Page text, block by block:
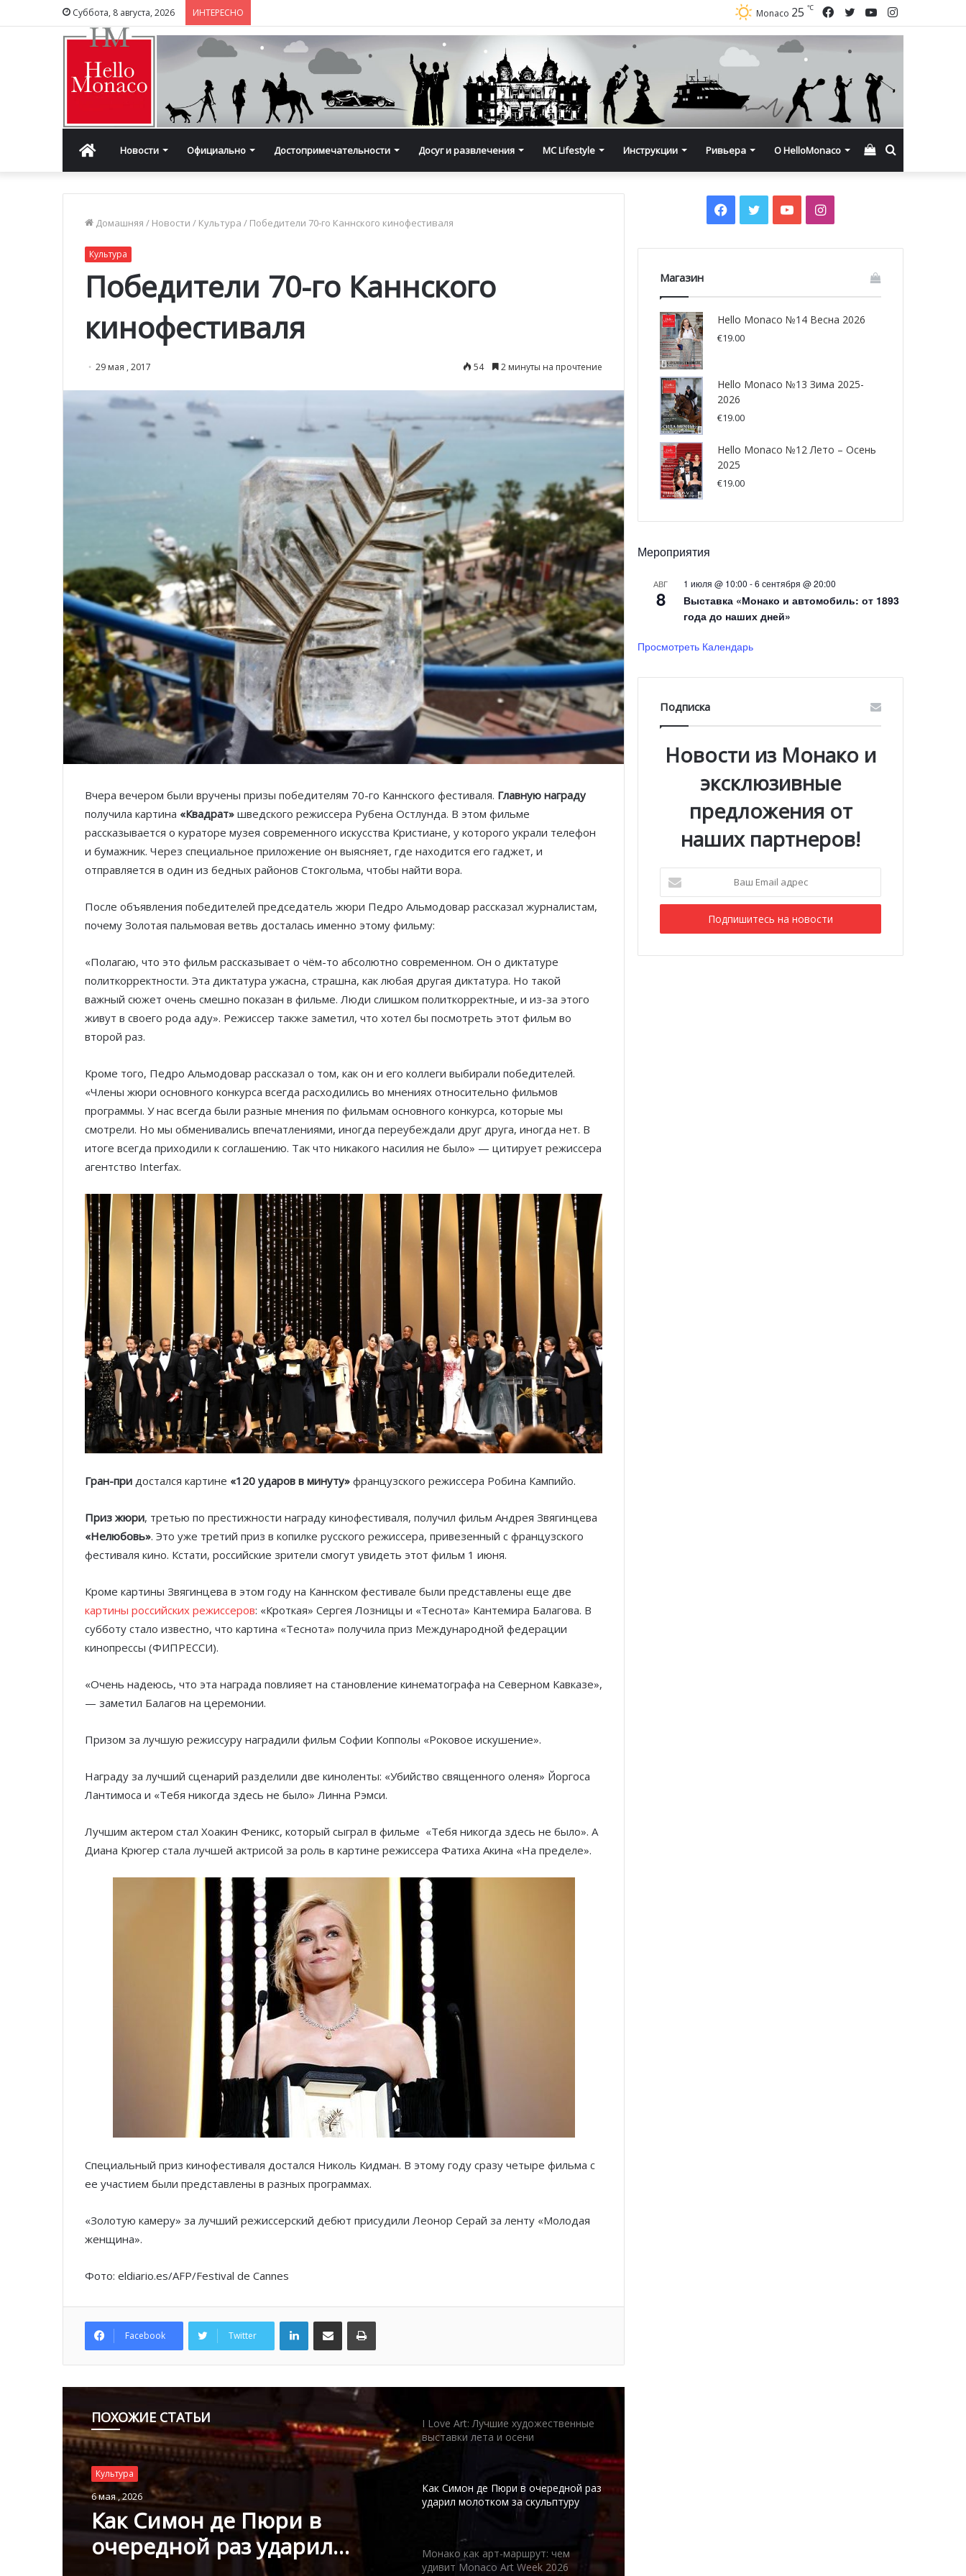
Суббота, 8 августа, 2026 ИНТЕРЕСНО Instagram
YouTube
Twitter
Facebook
Monaco 25 ℃
ГлавнаяНовости Официально Достопримечательности Досуг и развлечения MC Lifestyle Инструкции Ривьера О HelloMonaco Смотреть
Домашняя / Новости / Культура / Победители 70-го Каннского кинофестиваля
Культура
Победители 70-го Каннского
кинофестиваля
29 мая , 2017 54 2 минуты на прочтение
Вчера вечером были вручены призы победителям 70-го Каннского фестиваля. Главную награду
получила картина «Квадрат» шведского режиссера Рубена Остлунда. В этом фильме
рассказывается о кураторе музея современного искусства Кристиане, у которого украли телефон
и бумажник. Через специальное приложение он выясняет, где находится его гаджет, и
отправляется в один из бедных районов Стокгольма, чтобы найти вора.
После объявления победителей председатель жюри Педро Альмодовар рассказал журналистам,
почему Золотая пальмовая ветвь досталась именно этому фильму:
«Полагаю, что это фильм рассказывает о чём-то абсолютно современном. Он о диктатуре
политкорректности. Эта диктатура ужасна, страшна, как любая другая диктатура. Но такой
важный сюжет очень смешно показан в фильме. Люди слишком политкорректные, и из-за этого
живут в своего рода аду». Режиссер также заметил, что хотел бы посмотреть этот фильм во
второй раз.
Кроме того, Педро Альмодовар рассказал о том, как он и его коллеги выбирали победителей.
«Члены жюри основного конкурса всегда расходились во мнениях относительно фильмов
программы. У нас всегда были разные мнения по фильмам основного конкурса, которые мы
смотрели. Но мы обменивались впечатлениями, иногда переубеждали друг друга, иногда нет. В
итоге всегда приходили к соглашению. Так что никакого насилия не было» — цитирует режиссера
агентство Interfax.
Гран-при достался картине «120 ударов в минуту» французского режиссера Робина Кампийо.
Приз жюри, третью по престижности награду кинофестиваля, получил фильм Андрея Звягинцева
«Нелюбовь». Это уже третий приз в копилке русского режиссера, привезенный с французского
фестиваля кино. Кстати, российские зрители смогут увидеть этот фильм 1 июня.
Кроме картины Звягинцева в этом году на Каннском фестивале были представлены еще две
картины российских режиссеров: «Кроткая» Сергея Лозницы и «Теснота» Кантемира Балагова. В
субботу стало известно, что картина «Теснота» получила приз Международной федерации
кинопрессы (ФИПРЕССИ).
«Очень надеюсь, что эта награда повлияет на становление кинематографа на Северном Кавказе»,
— заметил Балагов на церемонии.
Призом за лучшую режиссуру наградили фильм Софии Копполы «Роковое искушение».
Награду за лучший сценарий разделили две киноленты: «Убийство священного оленя» Йоргоса
Лантимоса и «Тебя никогда здесь не было» Линна Рэмси.
Лучшим актером стал Хоакин Феникс, который сыграл в фильме «Тебя никогда здесь не было». А
Диана Крюгер стала лучшей актрисой за роль в картине режиссера Фатиха Акина «На пределе».
Специальный приз кинофестиваля достался Николь Кидман. В этому году сразу четыре фильма с
ее участием были представлены в разных программах.
«Золотую камеру» за лучший режиссерский дебют присудили Леонор Серай за ленту «Молодая
женщина».
Фото: eldiario.es/AFP/Festival de Cannes
Facebook Twitter
LinkedInПоделиться по электронной почте Распечатать
ПОХОЖИЕ СТАТЬИ
Культура
6 мая , 2026
Культура
8 апреля , 2026
Монако как арт-маршрут:
чем удивит Monaco Art
Семь вечеров волшебства: Театр
Муз с размахом представил новую
программу
выставки лета и осени
Искусство без границ: в Монако
прошла самая многогранная арт-
Княжество в красках: Monaco Art
вдохновлённое гонками: Формула-1
Как Симон де Пюри в очередной раз
ударил молотком за скульптуру
Дарьи Усовой за 80.000 евро
Монако как арт-маршрут: чем
удивит Monaco Art Week 2026
Когда мода встречает живопись:
выставка Юлии Юг в Монако
Facebook
TwitterYouTubeInstagram
Магазин
Hello Monaco №14 Весна 2026
€19.00
Hello Monaco №13 Зима 2025-
2026
€19.00
Hello Monaco №12 Лето – Осень
2025
€19.00
Мероприятия
АВГ
8
1 июля @ 10:00 -6 сентября @ 20:00
Выставка «Монако и автомобиль: от 1893
года до наших дней»
Просмотреть Календарь
Подписка
Новости из Монако и
эксклюзивные
предложения от
наших партнеров!
Email
адрес